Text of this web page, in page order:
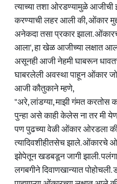
त्याच्या तशा ओरडण्यामुळे
करण्याची लहर आली की, ओंकार
अनेकदा तसा प्रकार झाला.
आला', हा खेळ आजीच्या लक्षात
असूनही आजी नेहमी घाबरून
घाबरलेली अवस्था पाहून ओंकार
आजी कौतुकाने म्हणे,
"अरे, लांडग्या, माझी गंमत करतोस
पुन्हा असे काही केलेस ना तर मी
पण पुढच्या वेळी ओंकार ओरडला
त्यादिवशीहीतसेच झाले. ओंकारचे
झोपेतून खडबडून जागी झाली.
लगबगीने दिवाणखान्यात